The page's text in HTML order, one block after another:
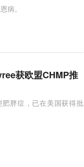
病。
获欧盟CHMP推
肥胖症，已在美国获得批